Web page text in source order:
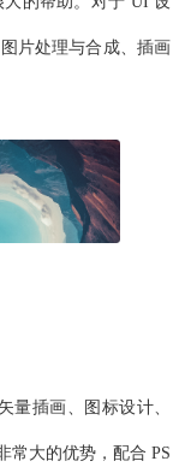
片处理与合成、插画
量插画、图标设计、
常大的优势，配合 PS